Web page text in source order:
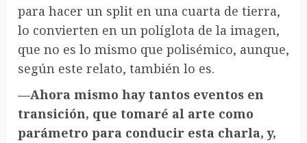
para hacer un split en una cuarta de tierra,
lo convierten en un políglota de la imagen,
que no es lo mismo que polisémico, aunque,
según este relato, también lo es.
—Ahora mismo hay tantos eventos en
transición, que tomaré al arte como
parámetro para conducir esta charla, y,